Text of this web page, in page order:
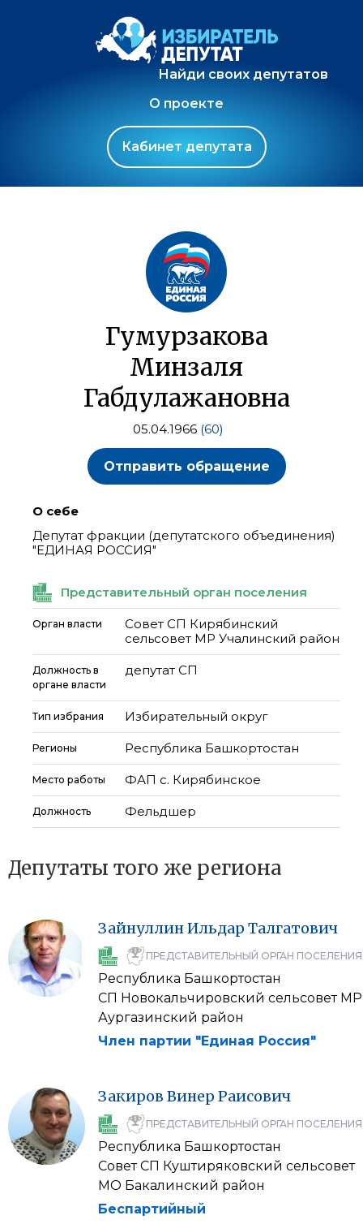
Найди своих депутатов
О проекте
Кабинет депутата
Гумурзакова
Минзаля
Габдулажановна
05.04.1966 (60)
Отправить обращение
О себе
Депутат фракции (депутатского объединения)
"ЕДИНАЯ РОССИЯ"
Представительный орган поселения
Орган власти
Совет СП Кирябинский
сельсовет МР Учалинский район
Должность в
органе власти
депутат СП
Тип избрания Избирательный округ
Регионы Республика Башкортостан
Место работы ФАП с. Кирябинское
Должность Фельдшер
Депутаты того же региона
ЗайнуллинИльдар Талгатович
ПРЕДСТАВИТЕЛЬНЫЙ ОРГАН ПОСЕЛЕНИЯ
Республика Башкортостан
СП Новокальчировский сельсовет МР
Аургазинский район
Член партии "Единая Россия"
Закиров Винер Раисович
ПРЕДСТАВИТЕЛЬНЫЙ ОРГАН ПОСЕЛЕНИЯ
Республика Башкортостан
Совет СП Куштиряковский сельсовет
МО Бакалинский район
Беспартийный